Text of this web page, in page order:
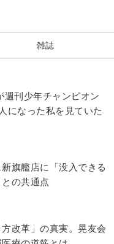
雑誌
刊少年チャンピオン
になった私を見ていた
旗艦店に「没入できる
の共通点
改革」の真実。晃友会